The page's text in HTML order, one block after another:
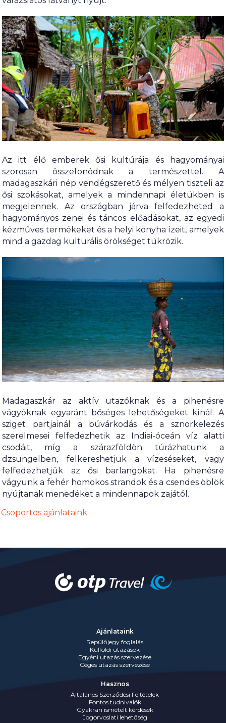
Az itt élő emberek ősi kultúrája és hagyományai
szorosan összefonódnak a természettel. A
madagaszkári nép vendégszerető és mélyen tiszteli az
ősi szokásokat, amelyek a mindennapi életükben is
megjelennek. Az országban járva felfedezheted a
hagyományos zenei és táncos előadásokat, az egyedi
kézműves termékeket és a helyi konyha ízeit, amelyek
mind a gazdag kulturális örökséget tükrözik.
Madagaszkár az aktív utazóknak és a pihenésre
vágyóknak egyaránt bőséges lehetőségeket kínál. A
sziget partjainál a búvárkodás és a sznorkelezés
szerelmesei felfedezhetik az Indiai-óceán víz alatti
csodáit, míg a szárazföldön túrázhatunk a
dzsungelben, felkereshetjük a vízeséseket, vagy
felfedezhetjük az ősi barlangokat. Ha pihenésre
vágyunk a fehér homokos strandok és a csendes öblök
nyújtanak menedéket a mindennapok zajától.
Csoportos ajánlataink
Ajánlataink
Repülőjegy foglalás
Külföldi utazások
Egyéni utazás szervezése
Céges utazás szervezése
Hasznos
Általános Szerződési Feltételek
Fontos tudnivalók
Gyakran ismételt kérdések
Jogorvoslati lehetőség